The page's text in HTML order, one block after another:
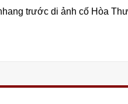
trước di ảnh cố Hòa